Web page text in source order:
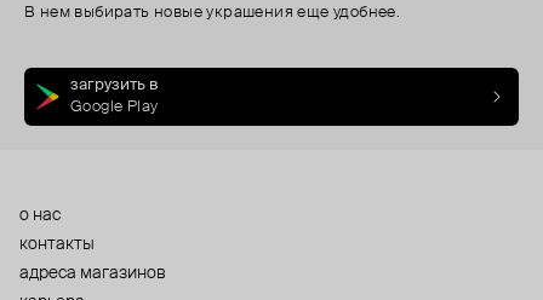
В нем выбирать новые украшения еще удобнее.
загрузить в
Google Play
о нас
контакты
адреса магазинов